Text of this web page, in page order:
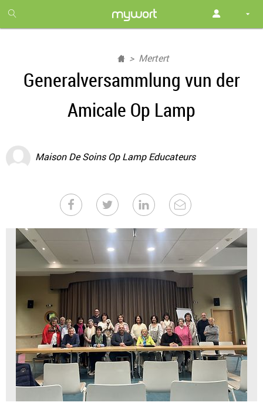
month
free
Mertert
Generalversammlung vun der
Amicale Op Lamp
Maison De Soins Op Lamp Educateurs